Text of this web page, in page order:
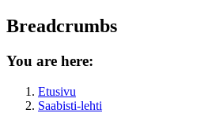
Breadcrumbs
You are here:
Etusivu
Saabisti-lehti